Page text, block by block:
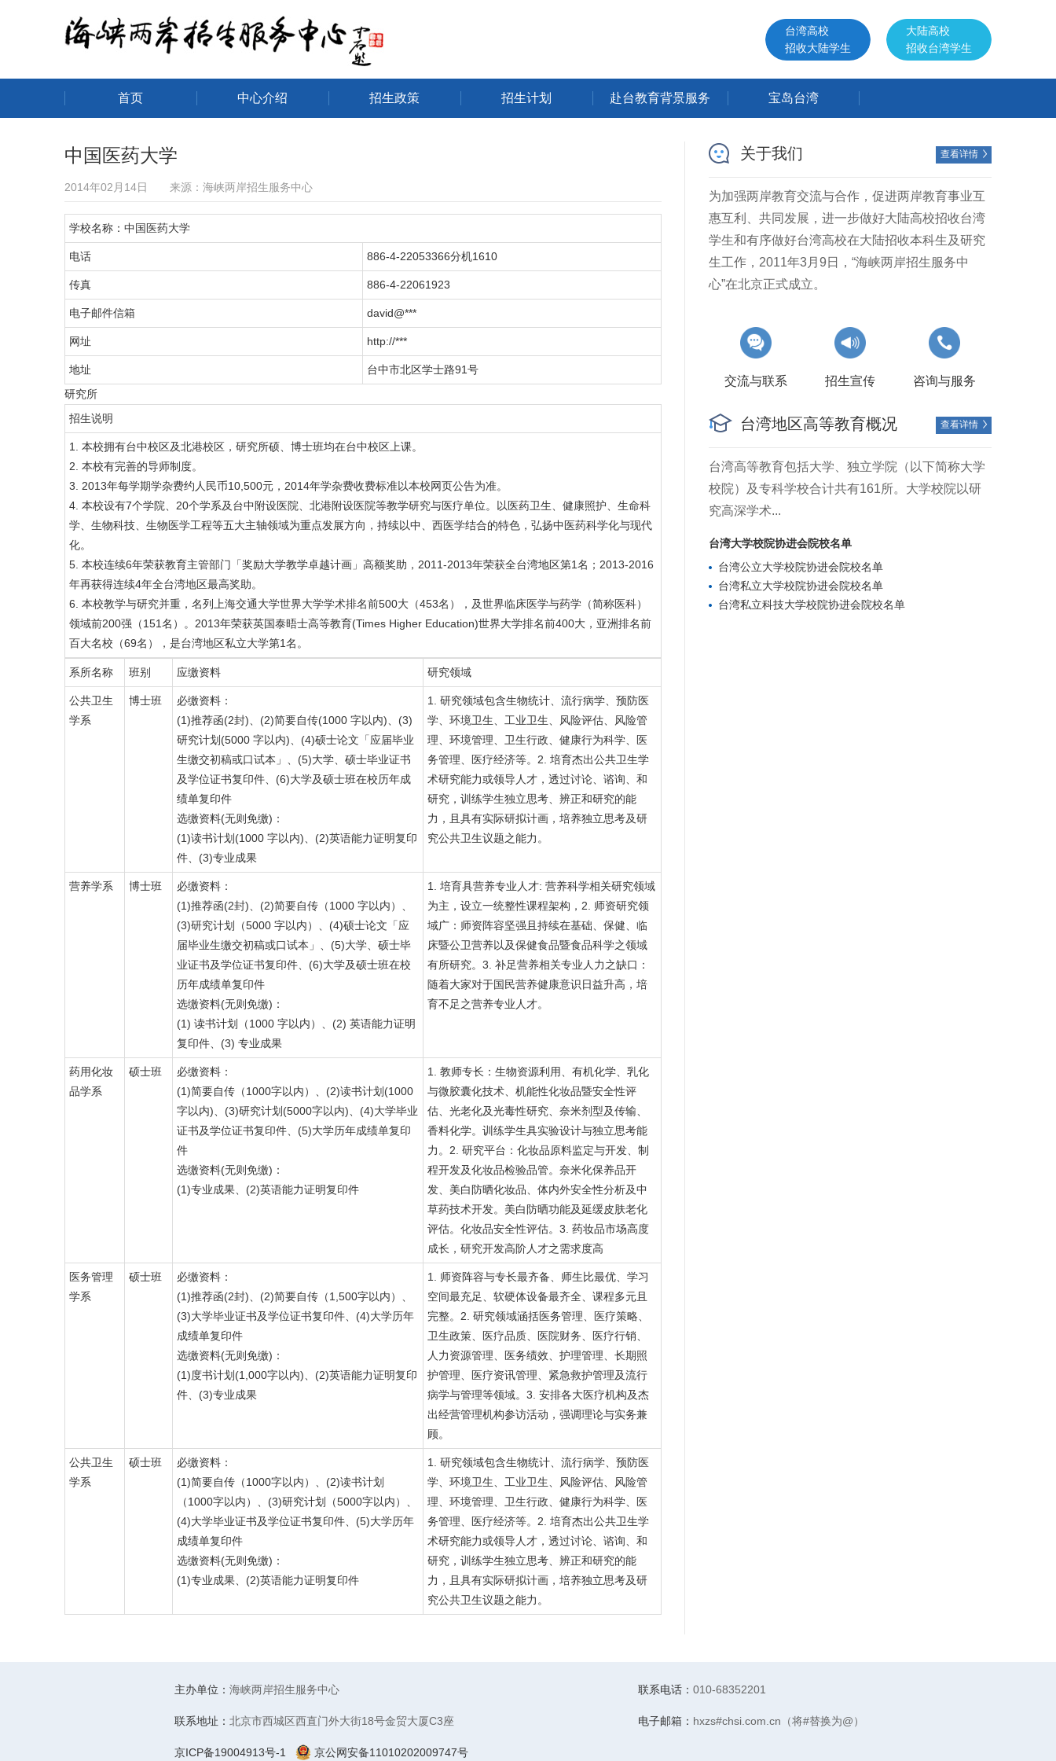
海峡两岸招生服务中心
大陆高校
招收台湾学生
台湾高校
招收大陆学生
首页 中心介绍 招生政策 招生计划 赴台教育背景服务 宝岛台湾
中国医药大学
2014年02月14日 来源：海峡两岸招生服务中心
学校名称：中国医药大学
电话 886-4-22053366分机1610
传真 886-4-22061923
电子邮件信箱 david@***
网址 http://***
地址
台中市北区学士路91号
研究所
招生说明
1. 本校拥有台中校区及北港校区，研究所硕、博士班均在台中校区上课。
2. 本校有完善的导师制度。
3. 2013年每学期学杂费约人民币10,500元，2014年学杂费收费标准以本校网页公告为准。
4. 本校设有7个学院、20个学系及台中附设医院、北港附设医院等教学研究与医疗单位。以医药卫生、健康照护、生命科
学、生物科技、生物医学工程等五大主轴领域为重点发展方向，持续以中、西医学结合的特色，弘扬中医药科学化与现代
化。
5. 本校连续6年荣获教育主管部门「奖励大学教学卓越计画」高额奖助，2011-2013年荣获全台湾地区第1名；2013-2016
年再获得连续4年全台湾地区最高奖助。
6. 本校教学与研究并重，名列上海交通大学世界大学学术排名前500大（453名），及世界临床医学与药学（简称医科）
领域前200强（151名）。2013年荣获英国泰晤士高等教育(Times Higher Education)世界大学排名前400大，亚洲排名前
百大名校（69名），是台湾地区私立大学第1名。
系所名称 班别 应缴资料 研究领域
公共卫生
学系
博士班
必缴资料：
(1)推荐函(2封)、(2)简要自传(1000 字以内)、(3)
研究计划(5000 字以内)、(4)硕士论文「应届毕业
生缴交初稿或口试本」、(5)大学、硕士毕业证书
及学位证书复印件、(6)大学及硕士班在校历年成
绩单复印件
选缴资料(无则免缴)：
(1)读书计划(1000 字以内)、(2)英语能力证明复印
件、(3)专业成果
1. 研究领域包含生物统计、流行病学、预防医
学、环境卫生、工业卫生、风险评估、风险管
理、环境管理、卫生行政、健康行为科学、医
务管理、医疗经济等。2. 培育杰出公共卫生学
术研究能力或领导人才，透过讨论、谘询、和
研究，训练学生独立思考、辨正和研究的能
力，且具有实际研拟计画，培养独立思考及研
究公共卫生议题之能力。
营养学系 博士班
必缴资料：
(1)推荐函(2封)、(2)简要自传（1000 字以内）、
(3)研究计划（5000 字以内）、(4)硕士论文「应
届毕业生缴交初稿或口试本」、(5)大学、硕士毕
业证书及学位证书复印件、(6)大学及硕士班在校
历年成绩单复印件
选缴资料(无则免缴)：
(1) 读书计划（1000 字以内）、(2) 英语能力证明
复印件、(3) 专业成果
1. 培育具营养专业人才: 营养科学相关研究领域
为主，设立一统整性课程架构，2. 师资研究领
域广：师资阵容坚强且持续在基础、保健、临
床暨公卫营养以及保健食品暨食品科学之领域
有所研究。3. 补足营养相关专业人力之缺口：
随着大家对于国民营养健康意识日益升高，培
育不足之营养专业人才。
药用化妆
品学系
硕士班
必缴资料：
(1)简要自传（1000字以内）、(2)读书计划(1000
字以内)、(3)研究计划(5000字以内)、(4)大学毕业
证书及学位证书复印件、(5)大学历年成绩单复印
件
选缴资料(无则免缴)：
(1)专业成果、(2)英语能力证明复印件
1. 教师专长：生物资源利用、有机化学、乳化
与微胶囊化技术、机能性化妆品暨安全性评
估、光老化及光毒性研究、奈米剂型及传输、
香料化学。训练学生具实验设计与独立思考能
力。2. 研究平台：化妆品原料监定与开发、制
程开发及化妆品检验品管。奈米化保养品开
发、美白防晒化妆品、体内外安全性分析及中
草药技术开发。美白防晒功能及延缓皮肤老化
评估。化妆品安全性评估。3. 药妆品市场高度
成长，研究开发高阶人才之需求度高
医务管理
学系
硕士班
必缴资料：
(1)推荐函(2封)、(2)简要自传（1,500字以内）、
(3)大学毕业证书及学位证书复印件、(4)大学历年
成绩单复印件
选缴资料(无则免缴)：
(1)度书计划(1,000字以内)、(2)英语能力证明复印
件、(3)专业成果
1. 师资阵容与专长最齐备、师生比最优、学习
空间最充足、软硬体设备最齐全、课程多元且
完整。2. 研究领域涵括医务管理、医疗策略、
卫生政策、医疗品质、医院财务、医疗行销、
人力资源管理、医务绩效、护理管理、长期照
护管理、医疗资讯管理、紧急救护管理及流行
病学与管理等领域。3. 安排各大医疗机构及杰
出经营管理机构参访活动，强调理论与实务兼
顾。
公共卫生
学系
硕士班
必缴资料：
(1)简要自传（1000字以内）、(2)读书计划
（1000字以内）、(3)研究计划（5000字以内）、
(4)大学毕业证书及学位证书复印件、(5)大学历年
成绩单复印件
选缴资料(无则免缴)：
(1)专业成果、(2)英语能力证明复印件
1. 研究领域包含生物统计、流行病学、预防医
学、环境卫生、工业卫生、风险评估、风险管
理、环境管理、卫生行政、健康行为科学、医
务管理、医疗经济等。2. 培育杰出公共卫生学
术研究能力或领导人才，透过讨论、谘询、和
研究，训练学生独立思考、辨正和研究的能
力，且具有实际研拟计画，培养独立思考及研
究公共卫生议题之能力。
关于我们 查看详情 
为加强两岸教育交流与合作，促进两岸教育事业互
惠互利、共同发展，进一步做好大陆高校招收台湾
学生和有序做好台湾高校在大陆招收本科生及研究
生工作，2011年3月9日，“海峡两岸招生服务中
心”在北京正式成立。
交流与联系 招生宣传 咨询与服务
台湾地区高等教育概况 查看详情 
台湾高等教育包括大学、独立学院（以下简称大学
校院）及专科学校合计共有161所。大学校院以研
究高深学术...
台湾大学校院协进会院校名单
台湾公立大学校院协进会院校名单
台湾私立大学校院协进会院校名单
台湾私立科技大学校院协进会院校名单
主办单位： 海峡两岸招生服务中心 联系电话： 010-68352201
联系地址： 北京市西城区西直门外大街18号金贸大厦C3座 电子邮箱： hxzs#chsi.com.cn（将#替换为@）
京ICP备19004913号-1 京公网安备11010202009747号